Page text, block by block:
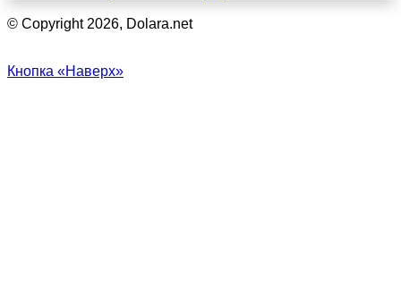
© Copyright 2026, Dolara.net
Кнопка «Наверх»